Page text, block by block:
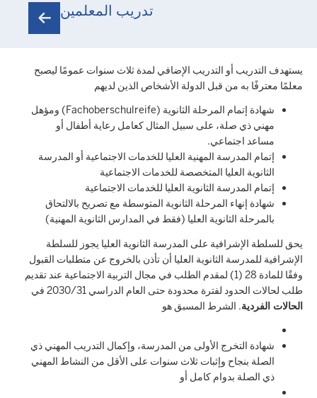
تدريب المعلمين
يستهدف التدريب أو التدريب الإضافي لمدة ثلاث سنوات عمومًا ليصبح
معلمًا معترفًا به من قبل الدولة الأشخاص الذين لديهم
شهادة إتمام المرحلة الثانوية (Fachoberschulreife) ومؤهل
مهني ذي صلة، على سبيل المثال كعامل رعاية أطفال أو
مساعد اجتماعي.
إتمام المدرسة المهنية العليا للخدمات الاجتماعية أو المدرسة
الثانوية العليا المتخصصة للخدمات الاجتماعية
إتمام المدرسة الثانوية العليا للخدمات الاجتماعية
شهادة إنهاء المرحلة الثانوية المتوسطة مع تصريح بالالتحاق
بالمرحلة الثانوية العليا (فقط في المدارس الثانوية المهنية)
يحق للسلطة الإشرافية على المدرسة الثانوية العليا يجوز للسلطة
الإشرافية للمدرسة الثانوية العليا أن تأذن بالخروج عن متطلبات القبول
وفقًا للمادة 28 (1) لمقدم الطلب في مجال التربية الاجتماعية عند تقديم
طلب لحالات الحدود لفترة محدودة حتى العام الدراسي 2030/31 في
الحالات الفردية. الشرط المسبق هو
شهادة التخرج الأولى من المدرسة، وإكمال التدريب المهني ذي
الصلة بنجاح وإثبات ثلاث سنوات على الأقل من النشاط المهني
ذي الصلة بدوام كامل أو